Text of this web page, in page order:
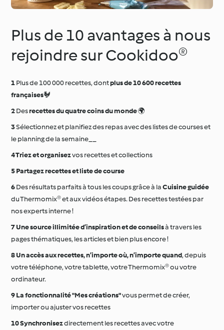
Plus de 10 avantages à nous
rejoindre sur Cookidoo®
Plus de 100 000 recettes, dontplus de 10 600 recettes
françaises🐓
Desrecettes du quatre coins du monde🌍
Sélectionnez et planifiez des repas avec des listes de courses et
le planning de la semaine__
Triez et organisezvos recettes et collections
Partagez recettes et liste de course
Des résultats parfaits à tous les coups grâce à laCuisine guidée
du Thermomix® et aux vidéos étapes. Des recettes testées par
nos experts interne !
Une source illimitée d’inspiration et de conseilsà travers les
pages thématiques, les articles et bien plus encore !
Un accès aux recettes, n’importe où, n’importe quand, depuis
votre téléphone, votre tablette, votre Thermomix® ou votre
ordinateur.
La fonctionnalité "Mes créations"vous permet de créer,
importer ou ajuster vos recettes
Synchronisezdirectement les recettes avec votre